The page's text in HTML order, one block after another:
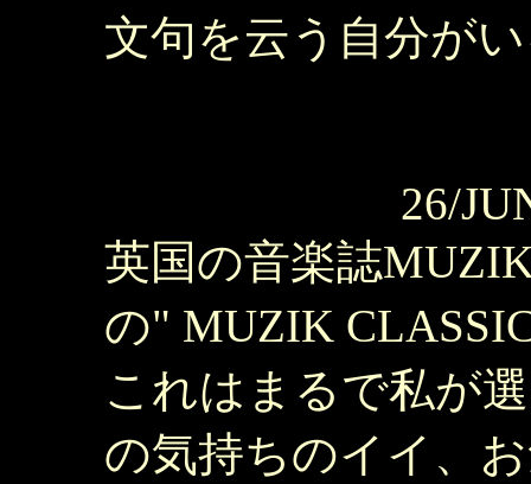
文句を云う自分が
26/
英国の音楽誌
の" MUZIK
これはまるで私が
の気持ちのイイ、